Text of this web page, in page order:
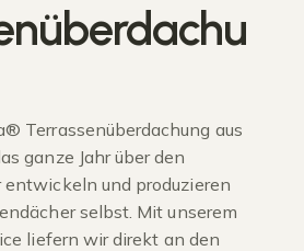
Terrassenüberdachung aus
ganze Jahr über den
und produzieren
selbst. Mit unserem
liefern wir direkt an den